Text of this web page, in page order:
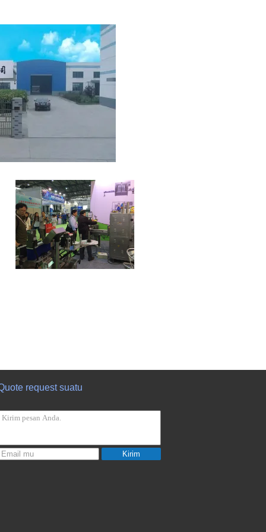
request suatu
Kirim